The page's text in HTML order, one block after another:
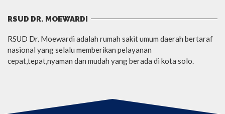
RSUD DR. MOEWARDI
RSUD Dr. Moewardi adalah rumah sakit umum daerah bertaraf
nasional yang selalu memberikan pelayanan
cepat,tepat,nyaman dan mudah yang berada di kota solo.